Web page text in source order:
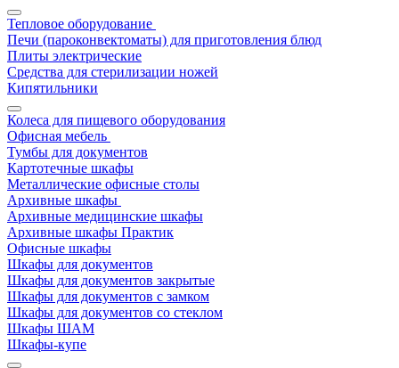
Тепловое оборудование
Печи (пароконвектоматы) для приготовления блюд
Плиты электрические
Средства для стерилизации ножей
Кипятильники
Колеса для пищевого оборудования
Офисная мебель
Тумбы для документов
Картотечные шкафы
Металлические офисные столы
Архивные шкафы
Архивные медицинские шкафы
Архивные шкафы Практик
Офисные шкафы
Шкафы для документов
Шкафы для документов закрытые
Шкафы для документов с замком
Шкафы для документов со стеклом
Шкафы ШАМ
Шкафы-купе